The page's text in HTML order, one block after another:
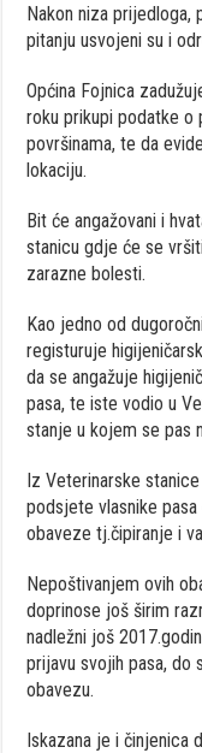
Nakon niza prijedloga,
pitanju usvojeni su i
Općina Fojnica
roku prikupi podatke o
površinama, te da
lokaciju.
Bit će angažovani i
stanicu gdje će se
zarazne bolesti.
Kao jedno od
registuruje
da se angažuje
pasa, te iste vodio u
stanje u kojem se pas
Iz Veterinarske
podsjete vlasnike
obaveze tj.čipiranje i
Nepoštivanjem ovih
doprinose još širim
nadležni još
prijavu svojih pasa, do
obavezu.
Iskazana je i činjenica